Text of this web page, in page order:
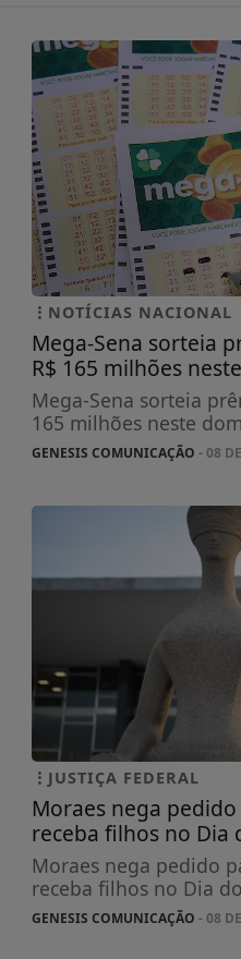
NOTÍCIAS NACIONAL
Mega-Sena sorteia
R$ 165 milhões
Mega-Sena sorteia
165 milhões neste
GENESIS COMUNICAÇÃO - 08
JUSTIÇA FEDERAL
Moraes nega
receba filhos no Dia
Moraes nega pedido
receba filhos no Dia
GENESIS COMUNICAÇÃO - 08